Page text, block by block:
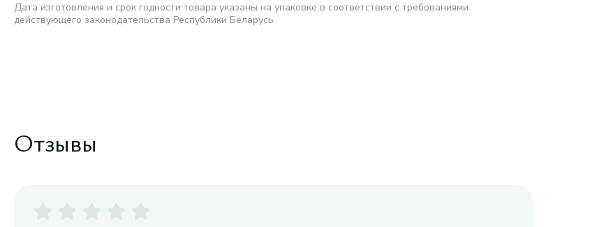
Дата изготовления и срок годности товара указаны на упаковке в соответствии с требованиями
действующего законодательства Республики Беларусь
Отзывы